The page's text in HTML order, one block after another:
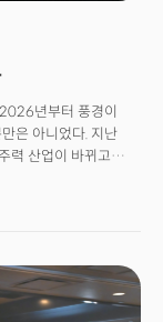
동 기반 로봇이 대거
년부터 풍경이
은 아니었다. 지난
력 산업이 바뀌고
단순한 기술
로 CTA 회장에게
문이었다. 그는 CES를
로 설명할 수는